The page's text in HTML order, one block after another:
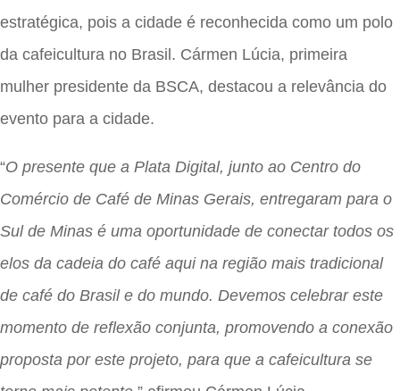
estratégica, pois a cidade é reconhecida como um polo
da cafeicultura no Brasil. Cármen Lúcia, primeira
mulher presidente da BSCA, destacou a relevância do
evento para a cidade.
“O presente que a Plata Digital, junto ao Centro do
Comércio de Café de Minas Gerais, entregaram para o
Sul de Minas é uma oportunidade de conectar todos os
elos da cadeia do café aqui na região mais tradicional
de café do Brasil e do mundo. Devemos celebrar este
momento de reflexão conjunta, promovendo a conexão
proposta por este projeto, para que a cafeicultura se